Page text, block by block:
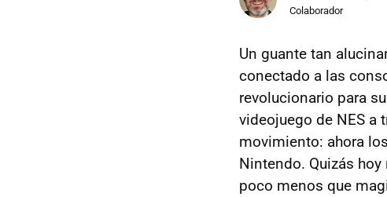
Colaborador
Un guante tan
conectado a las
revolucionario para
videojuego de NES a
movimiento: ahora
Nintendo. Quizás
poco menos que